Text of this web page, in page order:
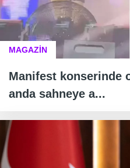
MAGAZİN
Manifest konserinde
anda sahneye a...